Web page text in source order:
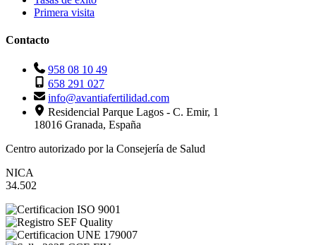
Primera visita
Contacto
958 08 10 49
658 291 027
info@avantiafertilidad.com
Residencial Parque Lagos - C. Emir, 1
18016 Granada, España
Centro autorizado por la Consejería de Salud
NICA
34.502